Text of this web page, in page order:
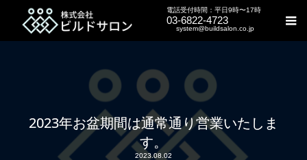
電話受付時間：平日9時〜17時
03-6822-4723
system@buildsalon.co.jp
2023年お盆期間は通常通り営業いたしま
す。
2023.08.02